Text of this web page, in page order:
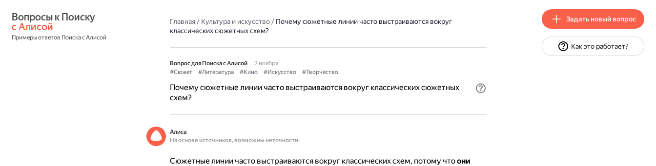
с Алисой
Примеры ответов Поиска с Алисой
Главная/ Культура и искусство/ Почему сюжетные линии часто выстраиваются вокруг
классических сюжетных схем?
Вопрос для Поиска с Алисой
2 ноября
#Сюжет
#Литература #Кино #Искусство #Творчество
Почему сюжетные линии часто выстраиваются вокруг классических сюжетных
схем?
Алиса
На основе источников, возможны неточности
Сюжетные линии часто выстраиваются вокруг классических схем, потому чтоони
Задать новый вопрос
Как это работает?